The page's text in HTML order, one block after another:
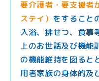
要介護者・要支援者
ステイ） をすること
入浴、排せつ、食事
上のお世話及び機能
の機能維持を図ると
用者家族の身体的及